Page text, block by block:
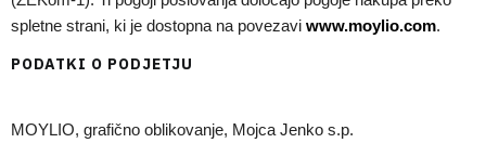
spletne strani, ki je dostopna na povezavi www.moylio.com.
PODATKI O PODJETJU
MOYLIO, grafično oblikovanje, Mojca Jenko s.p.